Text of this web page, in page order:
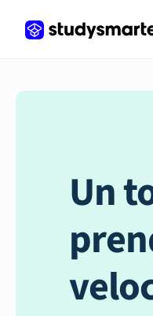
Un